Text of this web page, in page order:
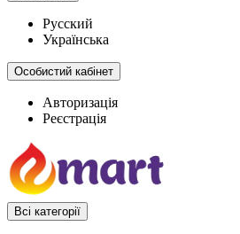
Русский
Українська
Особистий кабінет
Авторизація
Реєстрація
Всі категорії